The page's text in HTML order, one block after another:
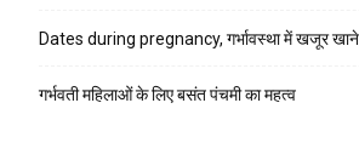
Dates during pregnancy, गर्भावस्था में खजूर
गर्भवती महिलाओं के लिए बसंत पंचमी का महत्व